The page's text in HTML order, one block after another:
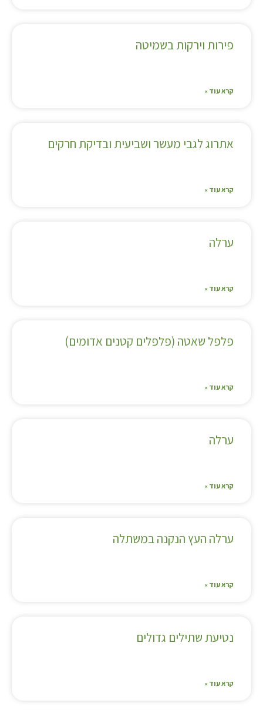
פירות וירקות בשמיטה
קרא עוד »
אתרוג לגבי מעשר ושביעית ובדיקת חרקים
קרא עוד »
ערלה
קרא עוד »
פלפל שאטה (פלפלים קטנים אדומים)
קרא עוד »
ערלה
קרא עוד »
ערלה העץ הנקנה במשתלה
קרא עוד »
נטיעת שתילים גדולים
קרא עוד »